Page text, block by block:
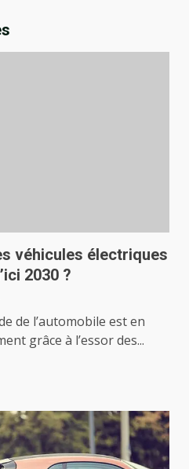
véhicules électriques
2030 ?
de l’automobile est en
grâce à l’essor des...